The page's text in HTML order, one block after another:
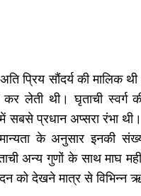
प्रिय सौंदर्य की मालिक
लेती थी। घृताची स्वर्ग
सबसे प्रधान अप्सरा रंभा
के अनुसार इनकी
अन्य गुणों के साथ माघ
देखने मात्र से विभिन्न